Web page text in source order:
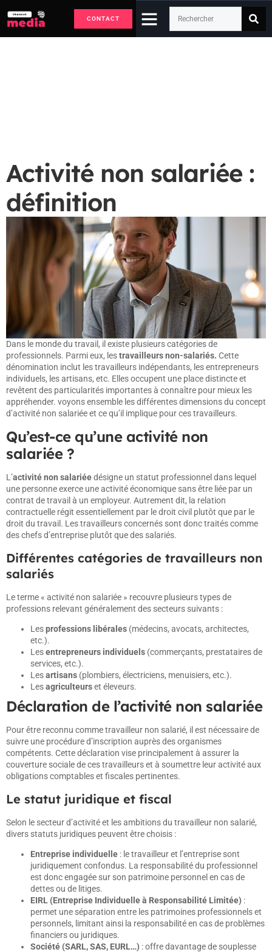
CONTACT
Activité non salariée :
définition
Dans le monde du travail, il existe plusieurs catégories de
professionnels. Parmi eux, lestravailleurs non-salariés. Cette
dénomination inclut les travailleurs indépendants, les entrepreneurs
individuels, les artisans, etc. Elles occupent une place distincte et
revêtent des particularités importantes à connaître pour mieux les
appréhender. voyons ensemble les différentes dimensions du concept
d’activité non salariée et ce qu’il implique pour ces travailleurs.
Qu’est-ce qu’une activité non
salariée ?
L’activité non salariéedésigne un statut professionnel dans lequel
une personne exerce une activité économique sans être liée par un
contrat de travail à un employeur. Autrement dit, la relation
contractuelle régit essentiellement par le droit civil plutôt que par le
droit du travail. Les travailleurs concernés sont donc traités comme
des chefs d’entreprise plutôt que des salariés.
Différentes catégories de travailleurs non
salariés
Le terme « activité non salariée » recouvre plusieurs types de
professions relevant généralement des secteurs suivants :
Lesprofessions libérales (médecins, avocats, architectes,
etc.).
Lesentrepreneurs individuels (commerçants, prestataires de
services, etc.).
Lesartisans (plombiers, électriciens, menuisiers, etc.).
Lesagriculteurset éleveurs.
Déclaration de l’activité non salariée
Pour être reconnu comme travailleur non salarié, il est nécessaire de
suivre une procédure d’inscription auprès des organismes
compétents. Cette déclaration vise principalement à assurer la
couverture sociale de ces travailleurs et à soumettre leur activité aux
obligations comptables et fiscales pertinentes.
Le statut juridique et fiscal
Selon le secteur d’activité et les ambitions du travailleur non salarié,
divers statuts juridiques peuvent être choisis :
Entreprise individuelle : le travailleur et l’entreprise sont
juridiquement confondus. La responsabilité du professionnel
est donc engagée sur son patrimoine personnel en cas de
dettes ou de litiges.
EIRL (Entreprise Individuelle à Responsabilité Limitée) :
permet une séparation entre les patrimoines professionnels et
personnels, limitant ainsi la responsabilité en cas de problèmes
financiers ou juridiques.
Société (SARL, SAS, EURL…) : offre davantage de souplesse